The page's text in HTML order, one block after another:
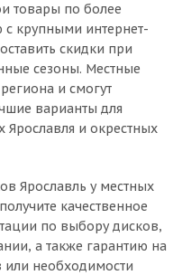
товары по более
крупными интернет-
скидки при
сезоны. Местные
и смогут
варианты для
Ярославля и окрестных
Ярославль у местных
качественное
по выбору дисков,
а также гарантию на
или необходимости